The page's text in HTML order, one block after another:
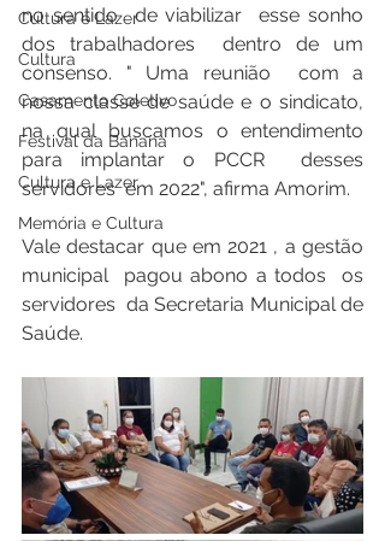
Cultura e Lazer
Cultura
Casamento Coletivo
Festival da Banana
Cultura e Lazer
Memória e Cultura
no sentido  de viabilizar  esse sonho
dos trabalhadores  dentro de um
consenso. " Uma reunião  com a
nossa classe de saúde e o sindicato,
na qual buscamos o entendimento
para implantar o PCCR  desses
servidores  em 2022", afirma Amorim.
Vale destacar que em 2021 , a gestão
municipal  pagou abono a todos  os
servidores  da Secretaria Municipal de
Saúde.